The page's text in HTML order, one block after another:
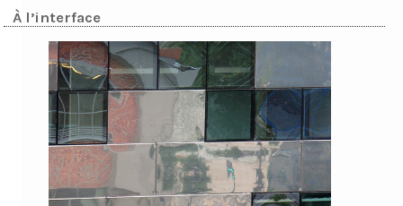
À l’interface